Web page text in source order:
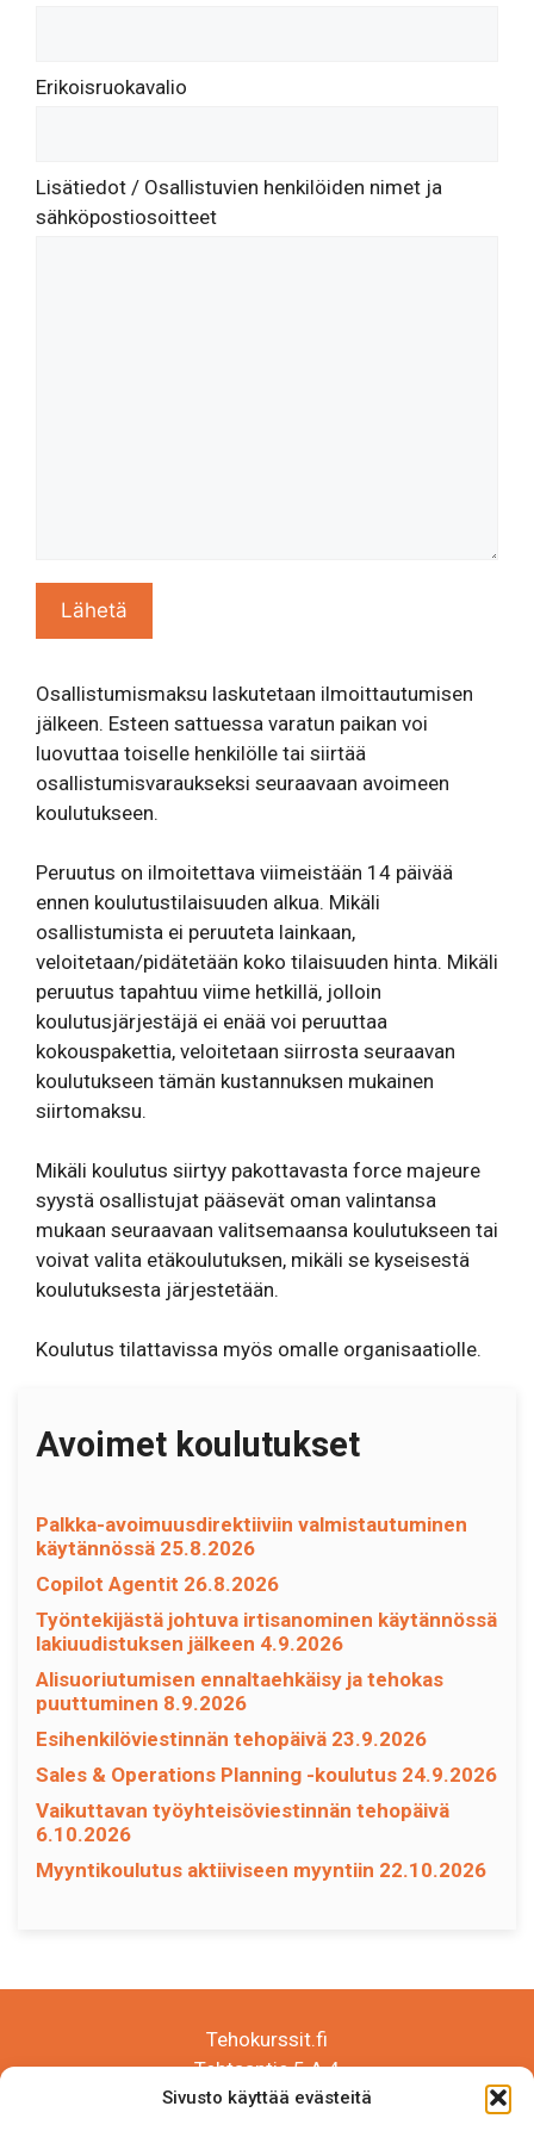
Sivusto käyttää evästeitä
Erikoisruokavalio
Lisätiedot / Osallistuvien henkilöiden nimet ja
sähköpostiosoitteet
Osallistumismaksu laskutetaan ilmoittautumisen
jälkeen. Esteen sattuessa varatun paikan voi
luovuttaa toiselle henkilölle tai siirtää
osallistumisvaraukseksi seuraavaan avoimeen
koulutukseen.
Peruutus on ilmoitettava viimeistään 14 päivää
ennen koulutustilaisuuden alkua. Mikäli
osallistumista ei peruuteta lainkaan,
veloitetaan/pidätetään koko tilaisuuden hinta. Mikäli
peruutus tapahtuu viime hetkillä, jolloin
koulutusjärjestäjä ei enää voi peruuttaa
kokouspakettia, veloitetaan siirrosta seuraavan
koulutukseen tämän kustannuksen mukainen
siirtomaksu.
Mikäli koulutus siirtyy pakottavasta force majeure
syystä osallistujat pääsevät oman valintansa
mukaan seuraavaan valitsemaansa koulutukseen tai
voivat valita etäkoulutuksen, mikäli se kyseisestä
koulutuksesta järjestetään.
Koulutus tilattavissa myös omalle organisaatiolle.
Avoimet koulutukset
Palkka-avoimuusdirektiiviin valmistautuminen
käytännössä 25.8.2026
Copilot Agentit 26.8.2026
Työntekijästä johtuva irtisanominen käytännössä
lakiuudistuksen jälkeen 4.9.2026
Alisuoriutumisen ennaltaehkäisy ja tehokas
puuttuminen 8.9.2026
Esihenkilöviestinnän tehopäivä 23.9.2026
Sales & Operations Planning -koulutus 24.9.2026
Vaikuttavan työyhteisöviestinnän tehopäivä
6.10.2026
Myyntikoulutus aktiiviseen myyntiin 22.10.2026
Tehokurssit.fi
Tehtaantie 5 A 4
14500 IITTALA